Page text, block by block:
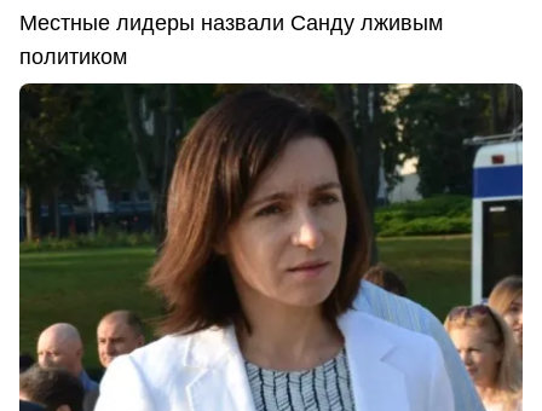
Местные лидеры назвали Санду лживым
политиком